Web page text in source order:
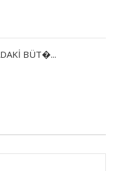
BÜT�...